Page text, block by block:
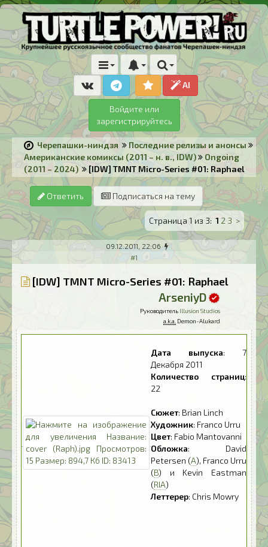
AI
Войдите или
зарегистрируйтесь
Черепашки-ниндзя
Последние релизы и анонсы
Американские комиксы (2011 – н. в., IDW)
Ongoing
(2011 – 2024)
[IDW] TMNT Micro-Series #01: Raphael
Ответить Подписаться на тему
Страница 1 из 3: 1 2 3 >
09.12.2011, 22:06
#1
[IDW] TMNT Micro-Series #01: Raphael
ArseniyD
Руководитель Illusion Studios
a.k.a. Demon-Alukard
Дата выпуска: 7
Декабря 2011
Количество страниц:
22
Сюжет: Brian Linch
Художник: Franco Urru
Цвет: Fabio Mantovanni
Обложка: David
Petersen (A), Franco Urru
(B) и Kevin Eastman
(RIA)
Леттерер: Chris Mowry